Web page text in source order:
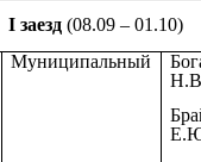
I заезд(08.09 – 01.10)
Муниципальный